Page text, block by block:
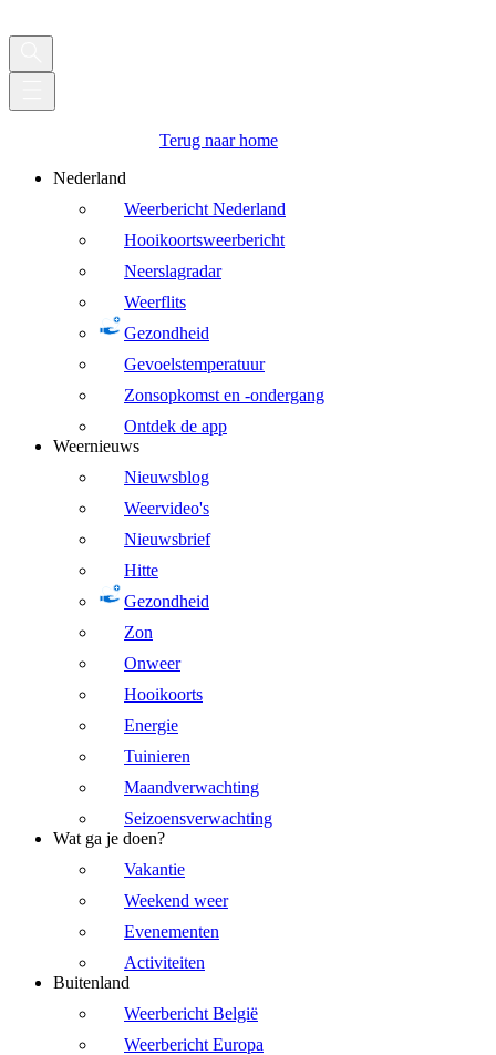
Terug naar home
Nederland
Weerbericht Nederland
Hooikoortsweerbericht
Neerslagradar
Weerflits
Gezondheid
Gevoelstemperatuur
Zonsopkomst en -ondergang
Ontdek de app
Weernieuws
Nieuwsblog
Weervideo's
Nieuwsbrief
Hitte
Gezondheid
Zon
Onweer
Hooikoorts
Energie
Tuinieren
Maandverwachting
Seizoensverwachting
Wat ga je doen?
Vakantie
Weekend weer
Evenementen
Activiteiten
Buitenland
Weerbericht België
Weerbericht Europa